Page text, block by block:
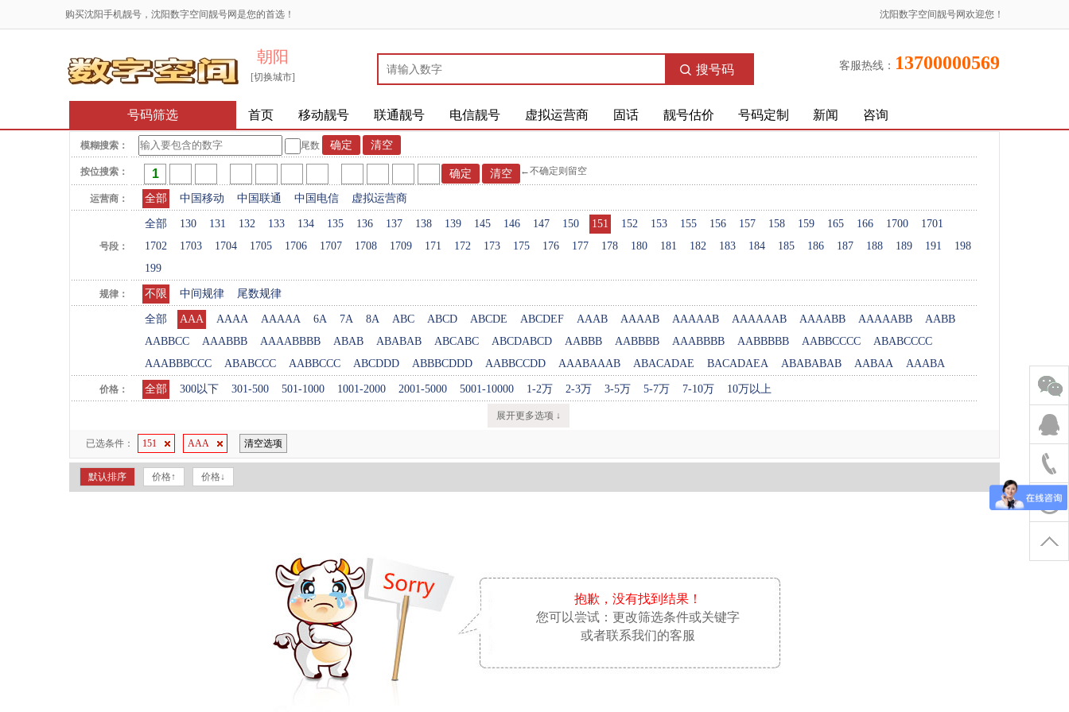
沈阳数字空间靓号网欢迎您！
购买沈阳手机靓号，沈阳数字空间靓号网是您的首选！
朝阳
[切换城市]
搜号码 客服热线： 13700000569
号码筛选 首页 移动靓号 联通靓号 电信靓号 虚拟运营商 固话 靓号估价 号码定制 新闻 咨询
模糊搜索： 尾数
按位搜索： ←不确定则留空
运营商： 全部 中国移动 中国联通 中国电信 虚拟运营商
号段：
全部 130 131 132 133 134 135 136 137 138 139 145 146 147 150 151 152 153 155 156 157 158 159 165 166 1700
1701
1702
1703 1704 1705 1706 1707 1708 1709 171 172 173 175 176 177 178 180 181 182 183 184 185 186 187 188 189 191
198
199
规律： 不限 中间规律 尾数规律
全部 AAA AAAA AAAAA 6A 7A 8A ABC ABCD ABCDE ABCDEF AAAB AAAAB AAAAAB AAAAAAB AAAABB AAAAABB
AABB
AABBCC
AAABBB AAAABBBB ABAB ABABAB ABCABC ABCDABCD AABBB AABBBB AAABBBB AABBBBB AABBCCCC
ABABCCCC
AAABBBCCC
ABABCCC AABBCCC ABCDDD ABBBCDDD AABBCCDD AAABAAAB ABACADAE BACADAEA ABABABAB AABAA AAABA
价格： 全部 300以下 301-500 501-1000 1001-2000 2001-5000 5001-10000 1-2万 2-3万 3-5万 5-7万 7-10万 10万以上
展开更多选项 ↓
已选条件： 151 AAA 清空选项
默认排序 价格↑ 价格↓
抱歉，没有找到结果！
您可以尝试：更改筛选条件或关键字
或者联系我们的客服